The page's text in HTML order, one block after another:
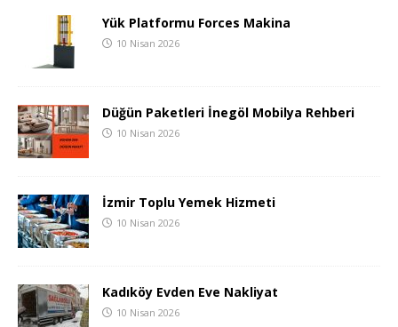
Yük Platformu Forces Makina
10 Nisan 2026
Düğün Paketleri İnegöl Mobilya Rehberi
10 Nisan 2026
İzmir Toplu Yemek Hizmeti
10 Nisan 2026
Kadıköy Evden Eve Nakliyat
10 Nisan 2026